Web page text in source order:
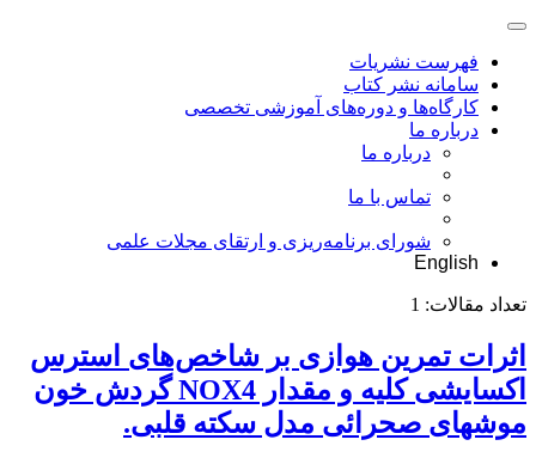
فهرست نشریات
سامانه نشر کتاب
کارگاه‌ها و دوره‌های آموزشی تخصصی
درباره ما
درباره ما
تماس با ما
شورای برنامه‌ریزی و ارتقای مجلات علمی
English
تعداد مقالات: 1
اثرات تمرین هوازی بر شاخص‌های استرس
اکسایشی کلیه و مقدار NOX4 گردش خون
موشهای صحرائی مدل سکته قلبی.